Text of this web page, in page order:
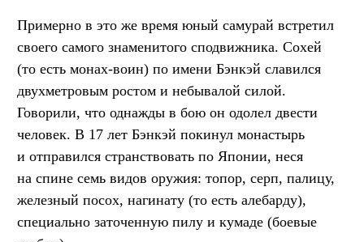
Примерно в это же время юный самурай встретил
своего самого знаменитого сподвижника. Сохей
(то есть монах-воин) по имени Бэнкэй славился
двухметровым ростом и небывалой силой.
Говорили, что однажды в бою он одолел двести
человек. В 17 лет Бэнкэй покинул монастырь
и отправился странствовать по Японии, неся
на спине семь видов оружия: топор, серп, палицу,
железный посох, нагинату (то есть алебарду),
специально заточенную пилу и кумаде (боевые